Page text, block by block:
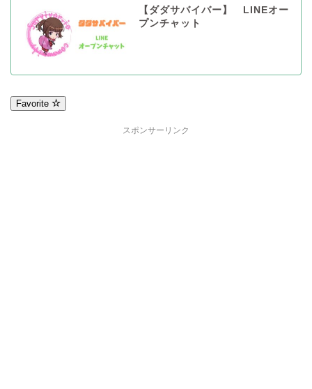
【ダダサバイバー】 LINEオー
プンチャット
Favorite
スポンサーリンク